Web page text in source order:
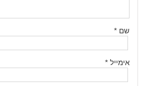
שם *
אימייל *